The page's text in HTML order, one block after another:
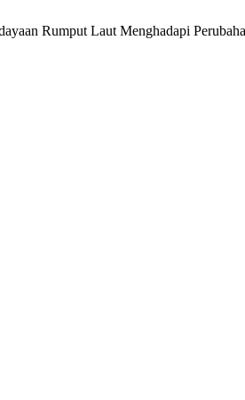
Rumput Laut Menghadapi